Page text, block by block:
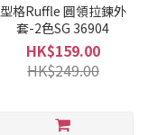
型格Ruffle 圓領拉鍊外
套-2色SG 36904
HK$159.00
HK$249.00